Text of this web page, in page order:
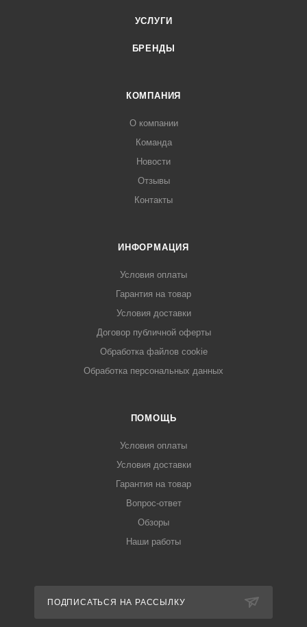
УСЛУГИ
БРЕНДЫ
КОМПАНИЯ
О компании
Команда
Новости
Отзывы
Контакты
ИНФОРМАЦИЯ
Условия оплаты
Гарантия на товар
Условия доставки
Договор публичной оферты
Обработка файлов cookie
Обработка персональных данных
ПОМОЩЬ
Условия оплаты
Условия доставки
Гарантия на товар
Вопрос-ответ
Обзоры
Наши работы
ПОДПИСАТЬСЯ НА РАССЫЛКУ